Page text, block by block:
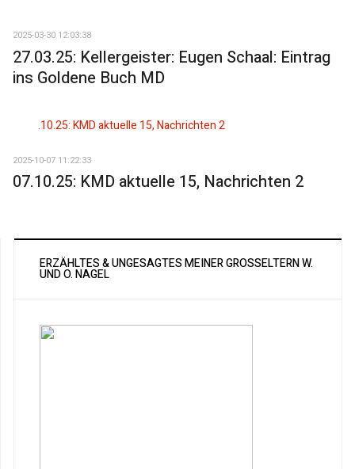
2025-03-30 12:03:38
27.03.25: Kellergeister: Eugen Schaal: Eintrag
ins Goldene Buch MD
2025-10-07 11:22:33
07.10.25: KMD aktuelle 15, Nachrichten 2
ERZÄHLTES & UNGESAGTES MEINER GROSSELTERN W. U
ND O. NAGEL